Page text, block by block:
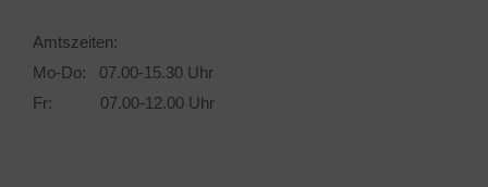
Amtszeiten:
Mo-Do: 07.00-15.30 Uhr
Fr: 07.00-12.00 Uhr